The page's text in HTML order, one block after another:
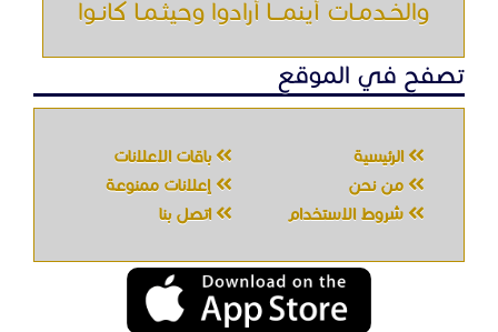
لتقنية المعلومات